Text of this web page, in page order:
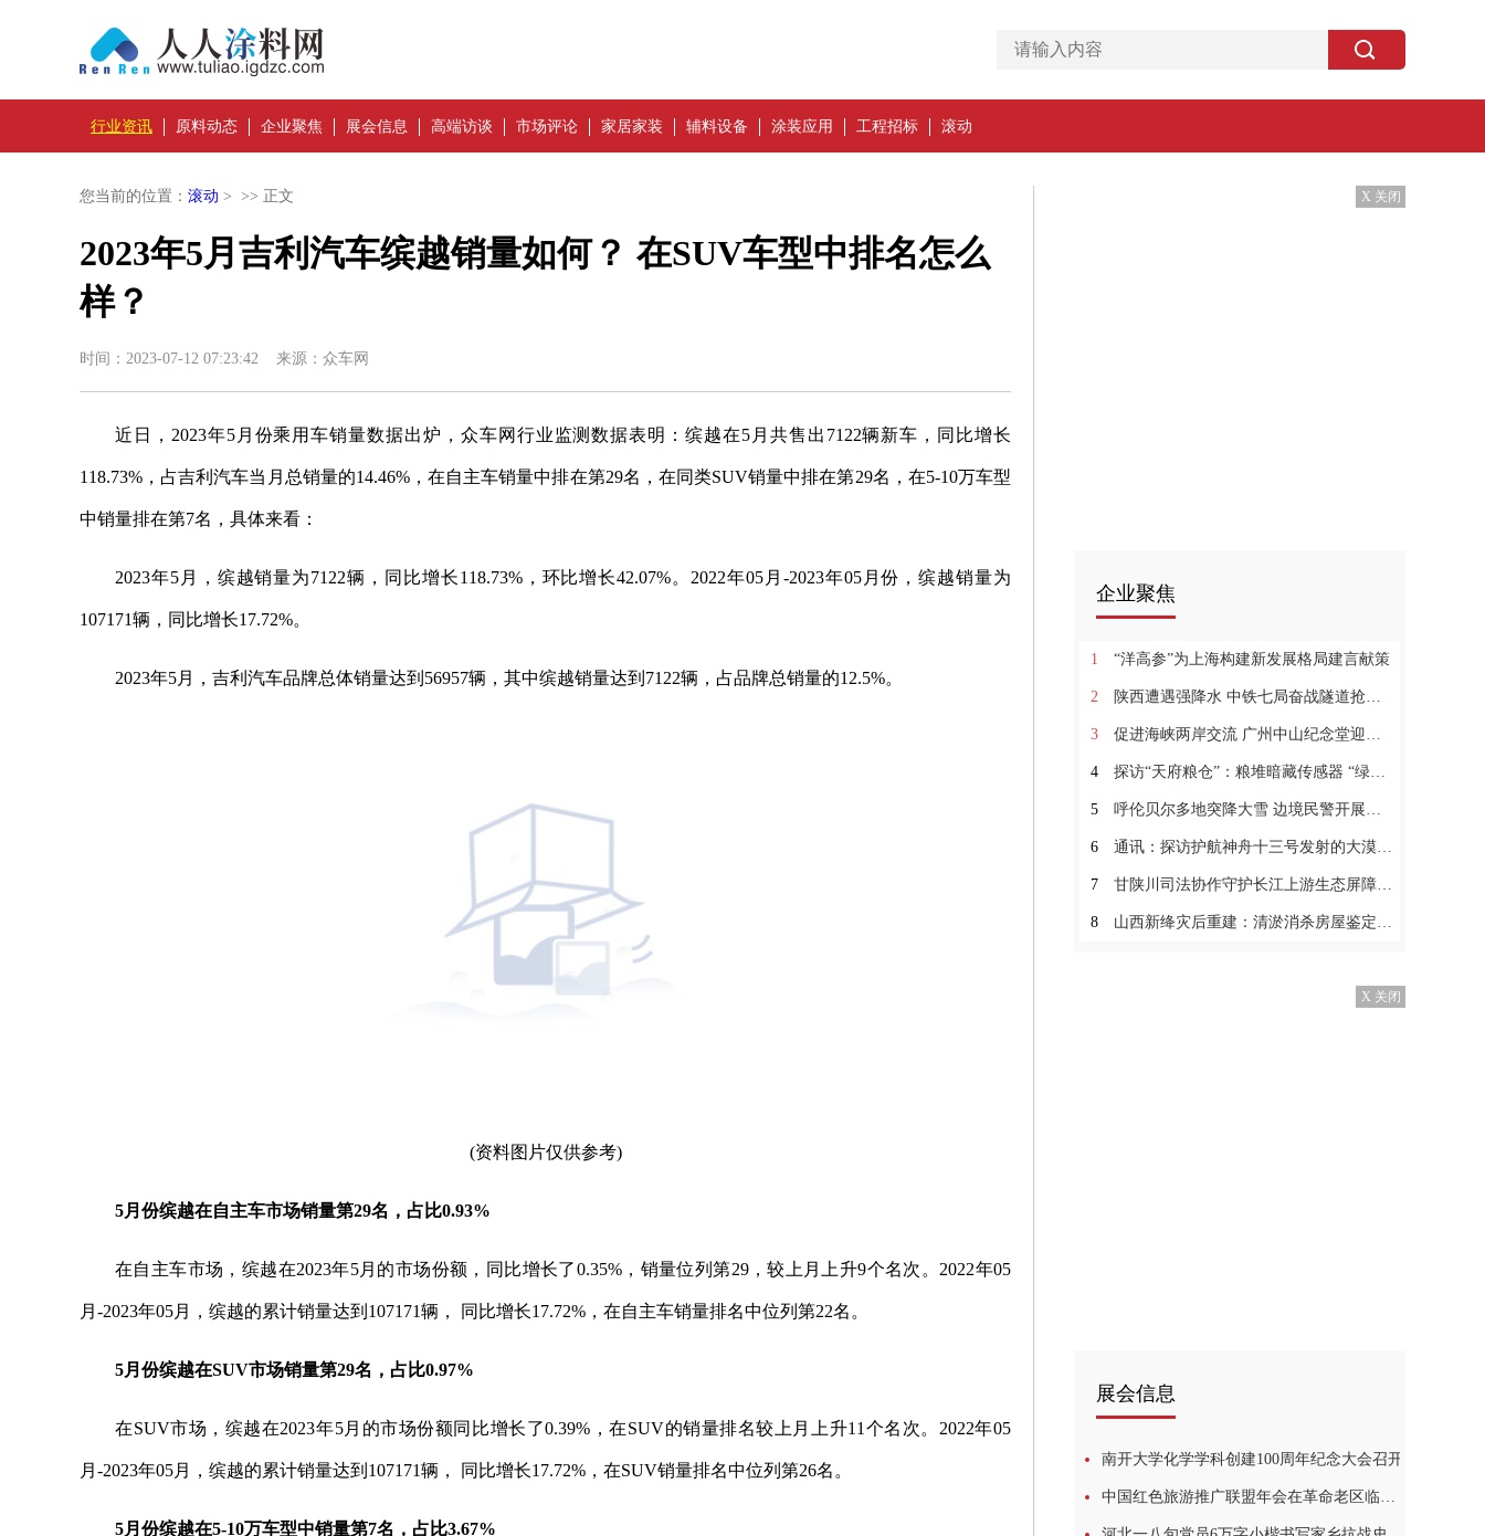
行业资讯 原料动态 企业聚焦 展会信息 高端访谈 市场评论 家居家装 辅料设备 涂装应用 工程招标 滚动
您当前的位置： 滚动 > >> 正文
2023年5月吉利汽车缤越销量如何？ 在SUV车型中排名怎么
样？
时间：2023-07-12 07:23:42 来源：众车网
近日，2023年5月份乘用车销量数据出炉，众车网行业监测数据表明：缤越在5月共售出7122辆新车，同比增长
118.73%，占吉利汽车当月总销量的14.46%，在自主车销量中排在第29名，在同类SUV销量中排在第29名，在5-10万车型
中销量排在第7名，具体来看：
2023年5月，缤越销量为7122辆，同比增长118.73%，环比增长42.07%。2022年05月-2023年05月份，缤越销量为
107171辆，同比增长17.72%。
2023年5月，吉利汽车品牌总体销量达到56957辆，其中缤越销量达到7122辆，占品牌总销量的12.5%。
(资料图片仅供参考)
5月份缤越在自主车市场销量第29名，占比0.93%
在自主车市场，缤越在2023年5月的市场份额，同比增长了0.35%，销量位列第29，较上月上升9个名次。2022年05
月-2023年05月，缤越的累计销量达到107171辆， 同比增长17.72%，在自主车销量排名中位列第22名。
5月份缤越在SUV市场销量第29名，占比0.97%
在SUV市场，缤越在2023年5月的市场份额同比增长了0.39%，在SUV的销量排名较上月上升11个名次。2022年05
月-2023年05月，缤越的累计销量达到107171辆， 同比增长17.72%，在SUV销量排名中位列第26名。
5月份缤越在5-10万车型中销量第7名，占比3.67%
X 关闭
企业聚焦
1 “洋高参”为上海构建新发展格局建言献策
2 陕西遭遇强降水 中铁七局奋战隧道抢险一线
3 促进海峡两岸交流 广州中山纪念堂迎建堂90周年
4 探访“天府粮仓”：粮堆暗藏传感器 “绿色科技”守护
5 呼伦贝尔多地突降大雪 边境民警开展风雪驰援
6 通讯：探访护航神舟十三号发射的大漠警察：看到发射瞬间
7 甘陕川司法协作守护长江上游生态屏障和水源涵养地
8 山西新绛灾后重建：清淤消杀房屋鉴定全面启动
X 关闭
展会信息
南开大学化学学科创建100周年纪念大会召开
中国红色旅游推广联盟年会在革命老区临沂举行